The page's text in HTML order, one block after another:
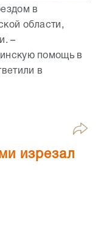
в
области,
–
помощь в
в
изрезал